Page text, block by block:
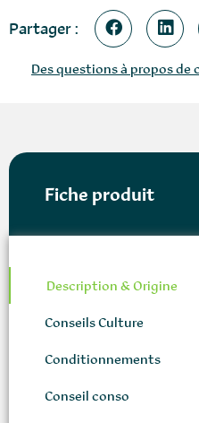
Partager :
Des questions à propos de
Fiche produit
Description & Origine
Conseils Culture
Conditionnements
Conseil conso